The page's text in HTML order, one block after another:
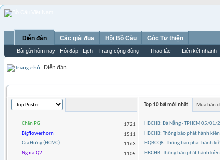
Diễn đàn
Bài gửi hôm nay Hỏi đáp Lịch Trang cộng đồng Thao tác Liên kết nhanh
Các giải đua Hội Bồ Câu Góc Từ thiện
Diễn đàn
1721
Chấn PG
1511
Bigflowerhorn
1163
Gia Hưng (HCMC)
1105
Nghĩa-Q2
Top 10 bài mới nhất Mua bán
HBCHB: Đà Nẵng - TPHCM 05/01/
HBCHB: Thông báo phát hành
HQBCQ8: Thông báo phát hành
HBCHB: Thông báo phát hành